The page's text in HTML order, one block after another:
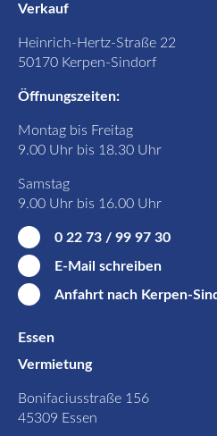
Verkauf
Heinrich-Hertz-Straße 22
50170 Kerpen-Sindorf
Öffnungszeiten:
Montag bis Freitag
9.00 Uhr bis 18.30 Uhr
Samstag
9.00 Uhr bis 16.00 Uhr
0 22 73 / 99 97 30
E-Mail schreiben
Anfahrt nach Kerpen-
Essen
Vermietung
Bonifaciusstraße 156
45309 Essen